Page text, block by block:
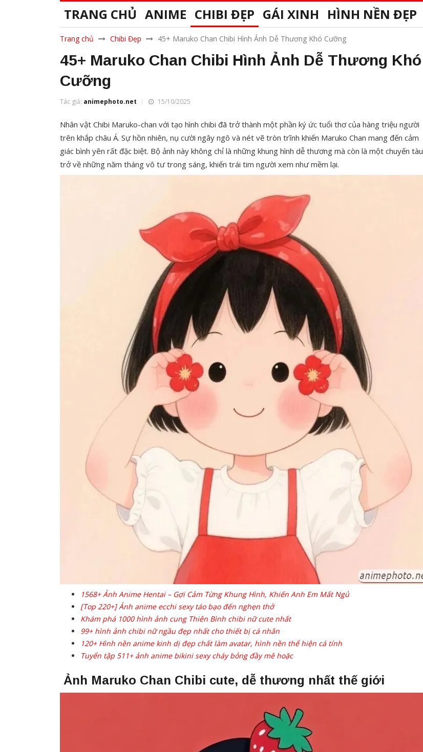
TRANG CHỦ ANIME CHIBI ĐẸP GÁI XINH HÌNH NỀN ĐẸP
Trang chủ Chibi Đẹp 45+ Maruko Chan Chibi Hình Ảnh Dễ Thương Khó Cưỡng
45+ Maruko Chan Chibi Hình Ảnh Dễ Thương Khó
Cưỡng
Tác giả: animephoto.net 15/10/2025
Nhân vật Chibi Maruko-chan với tạo hình chibi đã trở thành một phần ký ức tuổi thơ của hàng triệu người
trên khắp châu Á. Sự hồn nhiên, nụ cười ngây ngô và nét vẽ tròn trĩnh khiến Maruko Chan mang đến cảm
giác bình yên rất đặc biệt. Bộ ảnh này không chỉ là những khung hình dễ thương mà còn là một chuyến tàu
trở về những năm tháng vô tư trong sáng, khiến trái tim người xem như mềm lại.
1568+ Ảnh Anime Hentai – Gợi Cảm Từng Khung Hình, Khiến Anh Em Mất Ngủ
[Top 220+] Ảnh anime ecchi sexy táo bạo đến nghẹn thở
Khám phá 1000 hình ảnh cung Thiên Bình chibi nữ cute nhất
99+ hình ảnh chibi nữ ngầu đẹp nhất cho thiết bị cá nhân
120+ Hình nền anime kinh dị đẹp chất làm avatar, hình nền thể hiện cá tính
Tuyển tập 511+ ảnh anime bikini sexy cháy bỏng đầy mê hoặc
Ảnh Maruko Chan Chibi cute, dễ thương nhất thế giới